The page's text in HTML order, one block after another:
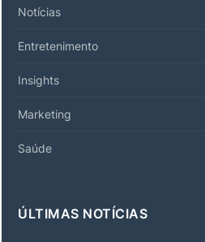
Notícias
Entretenimento
Insights
Marketing
Saúde
ÚLTIMAS NOTÍCIAS